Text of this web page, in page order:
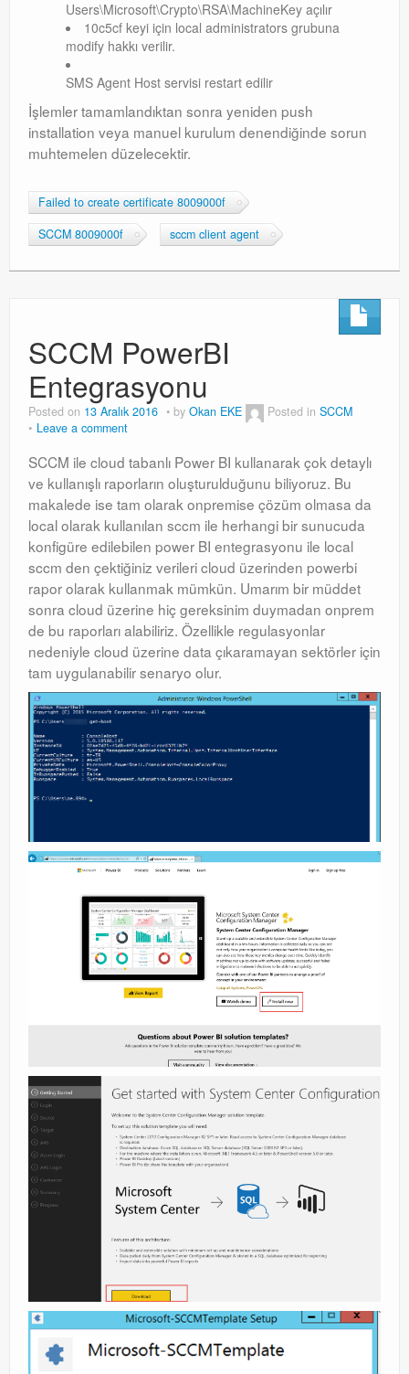
Users\Microsoft\Crypto\RSA\MachineKey açılır
10c5cf keyi için local administrators grubuna
modify hakkı verilir.
SMS Agent Host servisi restart edilir
İşlemler tamamlandıktan sonra yeniden push
installation veya manuel kurulum denendiğinde sorun
muhtemelen düzelecektir.
Failed to create certificate 8009000f
SCCM 8009000f
sccm client agent
SCCM PowerBI
Entegrasyonu
Posted on 13 Aralık 2016 by Okan EKE Posted in SCCM
Leave a comment
SCCM ile cloud tabanlı Power BI kullanarak çok detaylı
ve kullanışlı raporların oluşturulduğunu biliyoruz. Bu
makalede ise tam olarak onpremise çözüm olmasa da
local olarak kullanılan sccm ile herhangi bir sunucuda
konfigüre edilebilen power BI entegrasyonu ile local
sccm den çektiğiniz verileri cloud üzerinden powerbi
rapor olarak kullanmak mümkün. Umarım bir müddet
sonra cloud üzerine hiç gereksinim duymadan onprem
de bu raporları alabiliriz. Özellikle regulasyonlar
nedeniyle cloud üzerine data çıkaramayan sektörler için
tam uygulanabilir senaryo olur.